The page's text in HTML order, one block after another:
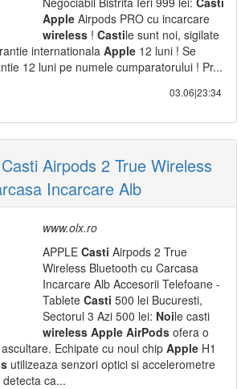
Apple Airpods PRO cu incarcare
wireless ! Castile sunt noi, sigilate
internationala Apple 12 luni ! Se
12 luni pe numele cumparatorului ! Pr...
03.06|23:34
Airpods 2 True Wireless
Incarcare Alb
www.olx.ro
APPLE Casti Airpods 2 True
Wireless Bluetooth cu Carcasa
Incarcare Alb Accesorii Telefoane -
Tablete Casti 500 lei Bucuresti,
Sectorul 3 Azi 500 lei: Noile casti
wireless Apple AirPods ofera o
Echipate cu noul chip Apple H1
utilizeaza senzori optici si accelerometre
ca...